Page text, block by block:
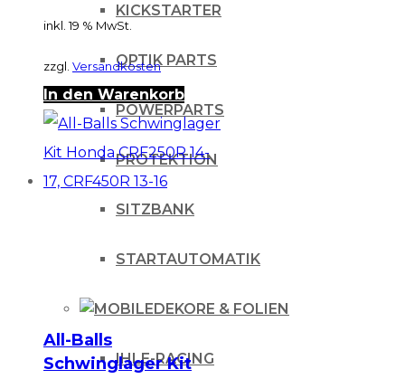
KICKSTARTER
OPTIK PARTS
POWERPARTS
PROTEKTION
SITZBANK
STARTAUTOMATIK
DEKORE & FOLIEN
IHLE-RACING
Simmerringkit
inkl. 19 % MwSt.
zzgl. Versandkosten
In den Warenkorb
All-Balls
Schwinglager Kit